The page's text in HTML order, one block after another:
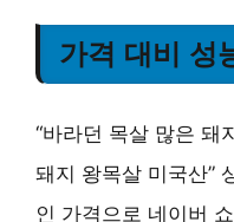
가격 대비 성
“바라던 목살 많은 돼
돼지 왕목살 미국산”
인 가격으로 네이버